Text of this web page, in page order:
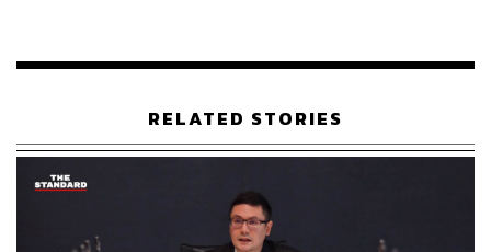
ด้าน พิธา ลิ้มเจริญรัตน์ ที่ปรึกษาประธานคณะก้าวหน้า
สำโรงไม่สำรองแน่นอน เพราะคะแนนมาเป็นที่ 1 ตั้งแต่
เพิ่มขึ้นเรื่อยๆ สาเหตุที่ตนมาปราศรัยที่อำเภอสำโรงและ
อำเภอวารินชำราบเป็นแห่งแรก เพราะนี่คือฐานที่มั่นของ
RELATED STORIES